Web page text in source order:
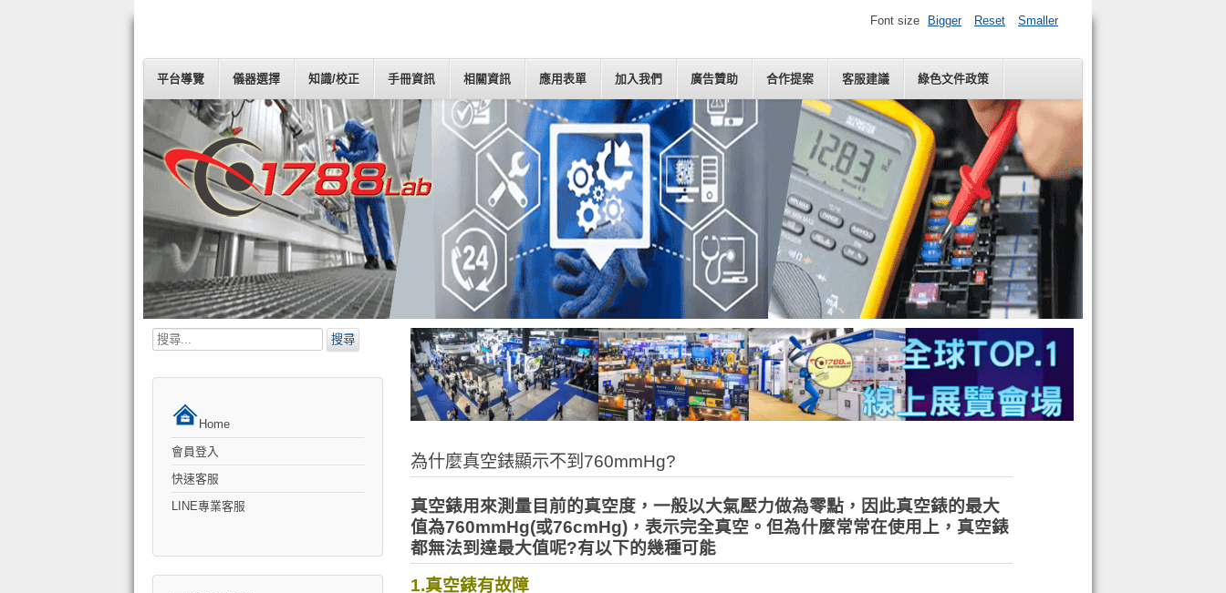
平台導覽 儀器選擇 知識/校正 手冊資訊 相關資訊 應用表單 加入我們 廣告贊助 合作提案 客服建議 綠色文件政策
Font size Bigger Reset Smaller
搜
搜尋
Home
會員登入
快速客服
LINE專業客服
為什麼真空錶顯示不到760mmHg?
真空錶用來測量目前的真空度，一般以大氣壓力做為零點，因此真空錶的最大
值為760mmHg(或76cmHg)，表示完全真空。但為什麼常常在使用上，真空錶
都無法到達最大值呢?有以下的幾種可能
1.真空錶有故障